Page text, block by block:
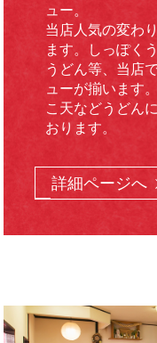
ュー。
当店人気の変わ
ます。しっぽく
うどん等、当店
ューが揃います
こ天などうどん
おります。
詳細ページへ